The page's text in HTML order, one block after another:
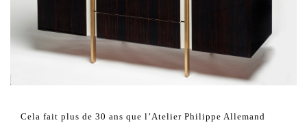
Cela fait plus de 30 ans que l’Atelier Philippe Allemand